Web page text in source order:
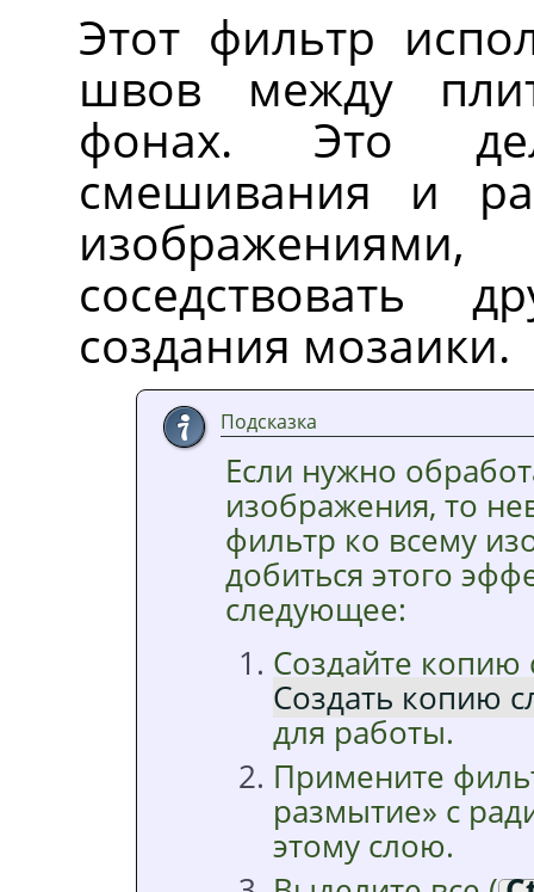
Этот фильтр
швов между
фонах. Это
смешивания и
соседствовать
создания мозаики.
Подсказка
Если нужно
изображения, то
фильтр ко всему
добиться этого
следующее:
Создайте копию
Создать копию
для работы.
Примените
размытие» с
этому слою.